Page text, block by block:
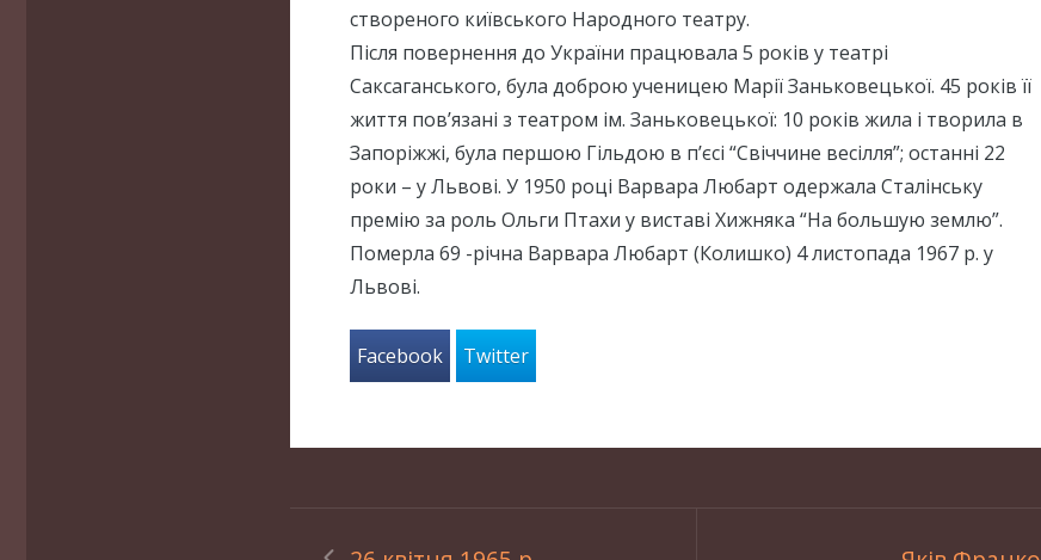
створеного київського Народного театру.
Після повернення до України працювала 5 років у театрі
Саксаганського, була доброю ученицею Марії Заньковецької. 45 років її
життя пов’язані з театром ім. Заньковецької: 10 років жила і творила в
Запоріжжі, була першою Гільдою в п’єсі “Свіччине весілля”; останні 22
роки – у Львові. У 1950 році Варвара Любарт одержала Сталінську
премію за роль Ольги Птахи у виставі Хижняка “На большую землю”.
Померла 69 -річна Варвара Любарт (Колишко) 4 листопада 1967 р. у
Львові.
Facebook Twitter